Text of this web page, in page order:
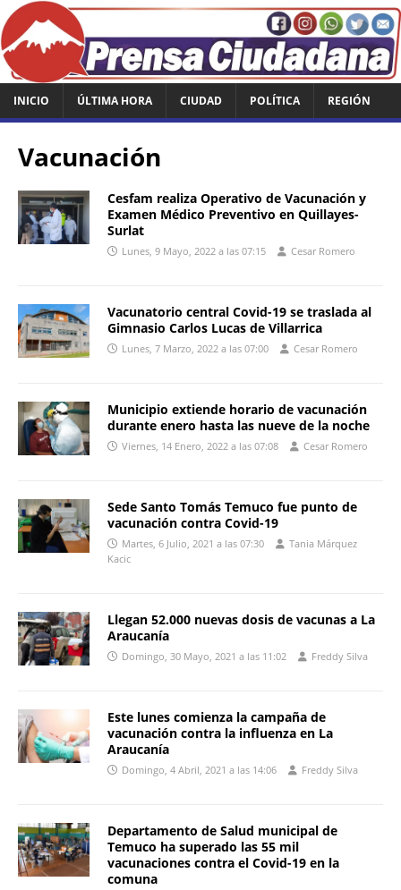
INICIO ÚLTIMA HORA CIUDAD POLÍTICA REGIÓN
Vacunación
Cesfam realiza Operativo de Vacunación y
Examen Médico Preventivo en Quillayes-
Surlat
Lunes, 9 Mayo, 2022 a las 07:15 Cesar Romero
Vacunatorio central Covid-19 se traslada al
Gimnasio Carlos Lucas de Villarrica
Lunes, 7 Marzo, 2022 a las 07:00 Cesar Romero
Municipio extiende horario de vacunación
durante enero hasta las nueve de la noche
Viernes, 14 Enero, 2022 a las 07:08 Cesar Romero
Sede Santo Tomás Temuco fue punto de
vacunación contra Covid-19
Martes, 6 Julio, 2021 a las 07:30
Tania Márquez
Kacic
Llegan 52.000 nuevas dosis de vacunas a La
Araucanía
Domingo, 30 Mayo, 2021 a las 11:02 Freddy Silva
Este lunes comienza la campaña de
vacunación contra la influenza en La
Araucanía
Domingo, 4 Abril, 2021 a las 14:06 Freddy Silva
Departamento de Salud municipal de
Temuco ha superado las 55 mil
vacunaciones contra el Covid-19 en la
comuna